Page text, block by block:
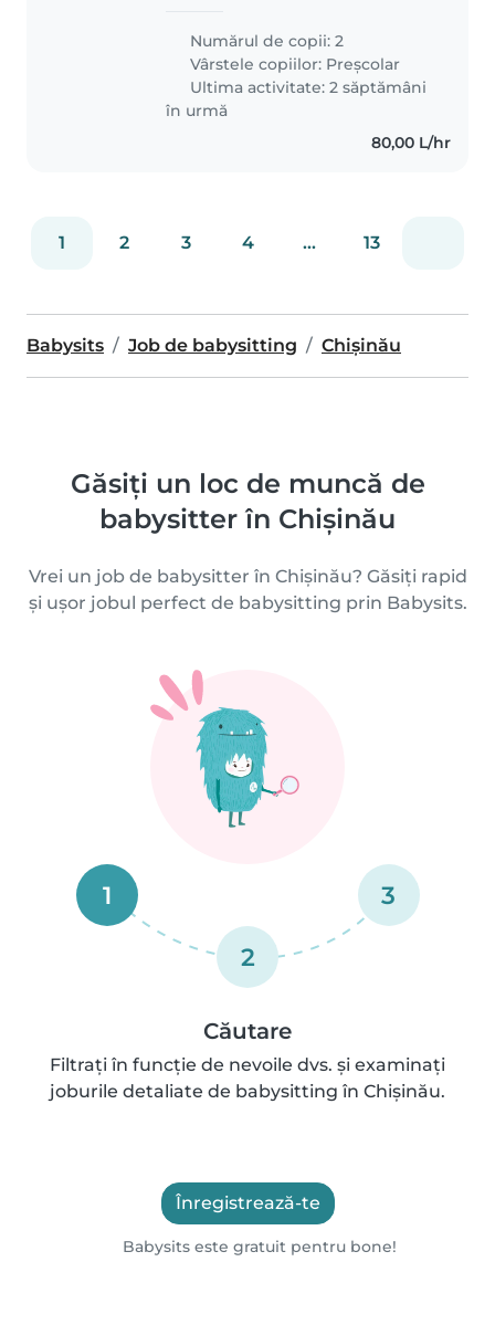
a învăța ceva nou și forțe active .
Numărul de copii: 2
Vârstele copiilor: Preșcolar
Ultima activitate: 2 săptămâni
în urmă
80,00 L/hr
1 2 3 4 ... 13
Babysits Job de babysitting Chișinău
Găsiți un loc de muncă de
babysitter în Chișinău
Vrei un job de babysitter în Chișinău? Găsiți rapid
și ușor jobul perfect de babysitting prin Babysits.
1
2
3
Căutare
Filtrați în funcție de nevoile dvs. și examinați
joburile detaliate de babysitting în Chișinău.
Înregistrează-te
Babysits este gratuit pentru bone!